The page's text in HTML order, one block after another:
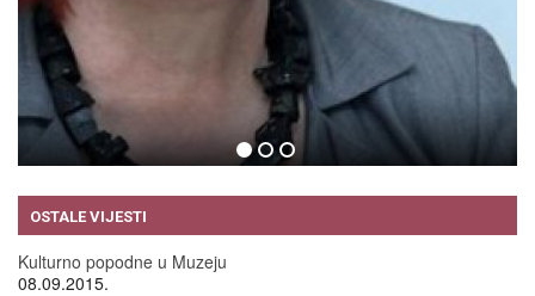
09.09.2015.
OSTALE VIJESTI
Kulturno popodne u Muzeju
08.09.2015.